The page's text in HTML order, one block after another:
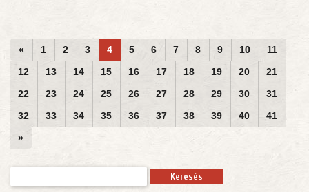
« 1 2 3 4 5 6 7 8 9 10
11
12
13 14 15 16 17 18 19 20
21
22
23 24 25 26 27 28 29 30
31
32
33 34 35 36 37 38 39 40
41
»